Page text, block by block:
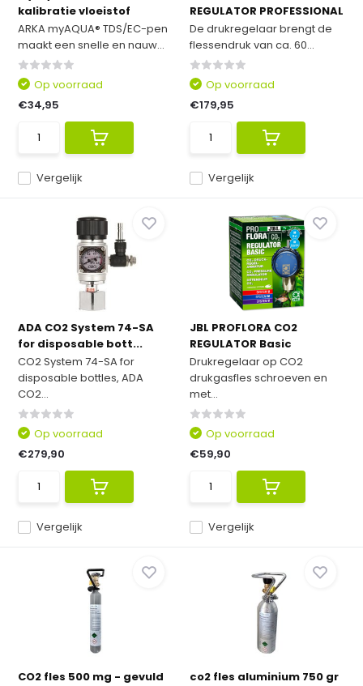
kalibratie vloeistof
ARKA myAQUA® TDS/EC-pen
maakt een snelle en nauw...
Vergelijk
Op voorraad
€34,95
REGULATOR PROFESSIONAL
De drukregelaar brengt de
flessendruk van ca. 60...
Vergelijk
Op voorraad
€179,95
ADA CO2 System 74-SA
for disposable bott...
CO2 System 74-SA for
disposable bottles, ADA
CO2...
Vergelijk
Op voorraad
€279,90
JBL PROFLORA CO2
REGULATOR Basic
Drukregelaar op CO2
drukgasfles schroeven en
met...
Vergelijk
Op voorraad
€59,90
CO2 fles 500 mg - gevuld
co2 fles aluminium 750 gr